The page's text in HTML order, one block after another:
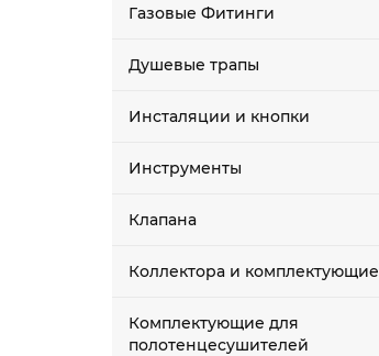
Газовые Фитинги
Душевые трапы
Инсталяции и кнопки
Инструменты
Клапана
Коллектора и комплектующие
Комплектующие для
полотенцесушителей